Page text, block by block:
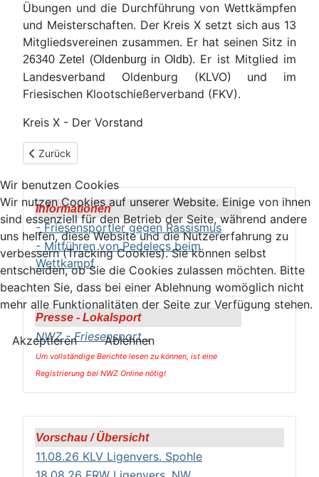
Vorschau / Übersicht
11.08.26 KLV Ligenvers. Spohle
Übungen und die Durchführung von Wettkämpfen
und Meisterschaften. Der Kreis X setzt sich aus 13
Mitgliedsvereinen zusammen. Er hat seinen Sitz in
26340 Zetel (Oldenburg in Oldb). Er ist Mitglied im
Landesverband Oldenburg (KLVO) und im
Friesischen Klootschießerverband (FKV).
Kreis X - Der Vorstand
Vorheriger Beitrag: Datenschutz
Zurück
Informationen
- Friesensportler gegen Rassismus
- Mitführen von Pedelecs beim
Wettkampf
Presse - Lokalsport
NWZ - Friesensport...
Um vollständige Berichte lesen zu können, ist eine
Registrierung bei NWZ Online nötig!
Wir benutzen Cookies
Wir nutzen Cookies auf unserer Website. Einige von ihnen
sind essenziell für den Betrieb der Seite, während andere
uns helfen, diese Website und die Nutzererfahrung zu
verbessern (Tracking Cookies). Sie können selbst
entscheiden, ob Sie die Cookies zulassen möchten. Bitte
beachten Sie, dass bei einer Ablehnung womöglich nicht
mehr alle Funktionalitäten der Seite zur Verfügung stehen.
Akzeptieren Ablehnen